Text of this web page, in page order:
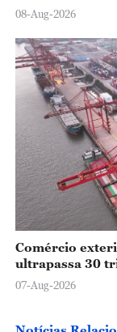
08-Aug-2026
Comércio
ultrapassa 30
07-Aug-2026